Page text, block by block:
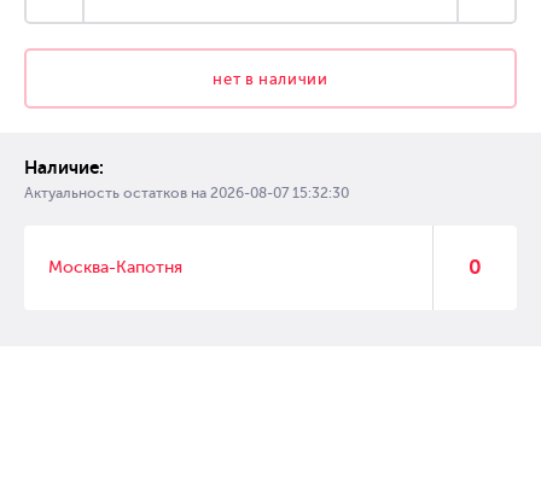
нет в наличии
Наличие:
Актуальность остатков на 2026-08-07 15:32:30
Москва-Капотня 0